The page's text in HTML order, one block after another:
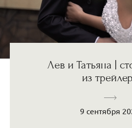
Лев и Татьяна |
из
9 сентября